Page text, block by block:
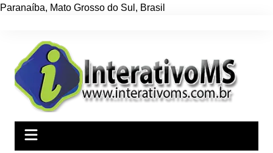
Paranaíba, Mato Grosso do Sul , Brasil
conteúdo